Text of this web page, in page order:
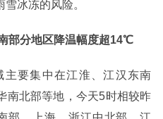
冰冻的风险。
部分地区降温幅度超14℃
要集中在江淮、江汉东南
南北部等地，今天5时相较昨